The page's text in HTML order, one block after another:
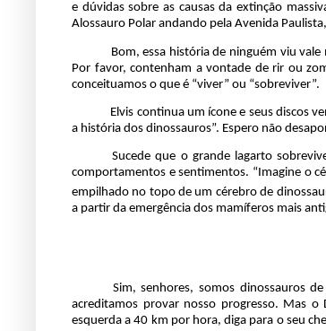
e dúvidas sobre as causas da extinção
Alossauro Polar andando pela Avenida
Bom, essa história de ninguém viu
Por favor, contenham a vontade de rir ou
conceituamos o que é “viver” ou “sobreviver”.
Elvis continua um ícone e seus discos
a história dos dinossauros”. Espero não
..........Sucede que o grande lagarto
comportamentos e sentimentos. “Imagine o
empilhado no topo de um cérebro de
a partir da emergência dos mamíferos mais
Sim, senhores, somos dinossauros
acreditamos provar nosso progresso. Mas
esquerda a 40 km por hora, diga para o seu